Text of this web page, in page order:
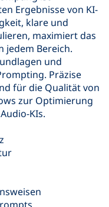
Ergebnisse von KI-
klare und
maximiert das
jedem Bereich.
und
Präzise
für die Qualität von
zur Optimierung
KIs.